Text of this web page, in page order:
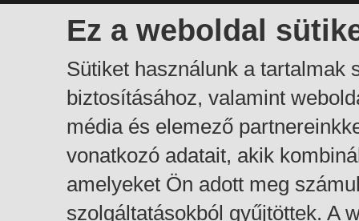
Ez a weboldal
Sütiket használunk a tartalmak
biztosításához, valamint
média és elemező
vonatkozó adatait, akik
amelyeket Ön adott meg
szolgáltatásokból gyűjtöttek. A